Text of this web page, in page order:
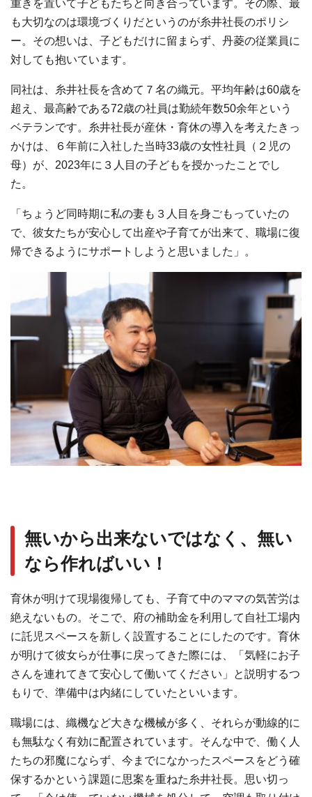
重きを置いて子どもたちと向き合っています。その際、最
も大切なのは環境づくりだというのが糸井社長のポリシ
ー。その想いは、子どもだけに留まらず、丹菱の従業員に
対しても抱いています。
同社は、糸井社長を含めて７名の織元。平均年齢は60歳を
超え、最高齢である72歳の社員は勤続年数50余年という
ベテランです。糸井社長が産休・育休の導入を考えたきっ
かけは、６年前に入社した当時33歳の女性社員（２児の
母）が、2023年に３人目の子どもを授かったことでし
た。
「ちょうど同時期に私の妻も３人目を身ごもっていたの
で、彼女たちが安心して出産や子育てが出来て、職場に復
帰できるようにサポートしようと思いました」。
無いから出来ないではなく、無い
なら作ればいい！
育休が明けて現場復帰しても、子育て中のママの気苦労は
絶えないもの。そこで、府の補助金を利用して自社工場内
に託児スペースを新しく設置することにしたのです。育休
が明けて彼女らが仕事に戻ってきた際には、「気軽にお子
さんを連れてきて安心して働いてください」と説明するつ
もりで、準備中は内緒にしていたといいます。
職場には、織機など大きな機械が多く、それらが動線的に
も無駄なく有効に配置されています。そんな中で、働く人
たちの邪魔にならず、今までになかったスペースをどう確
保するかという課題に思案を重ねた糸井社長。思い切っ